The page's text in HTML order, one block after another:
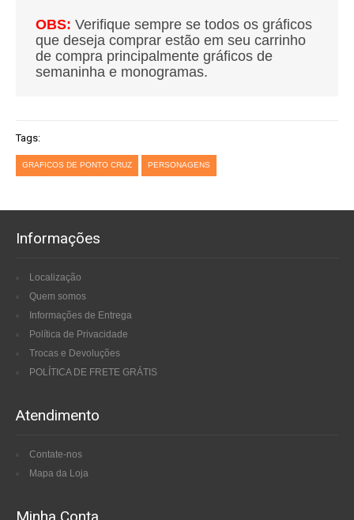
OBS: Verifique sempre se todos os gráficos
que deseja comprar estão em seu carrinho
de compra principalmente gráficos de
semaninha e monogramas.
Tags:
GRAFICOS DE PONTO CRUZ PERSONAGENS
Informações
Localização
Quem somos
Informações de Entrega
Política de Privacidade
Trocas e Devoluções
POLÍTICA DE FRETE GRÁTIS
Atendimento
Contate-nos
Mapa da Loja